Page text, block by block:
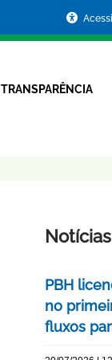
TRANSPARÊNCIA
PBH
no
fluxos